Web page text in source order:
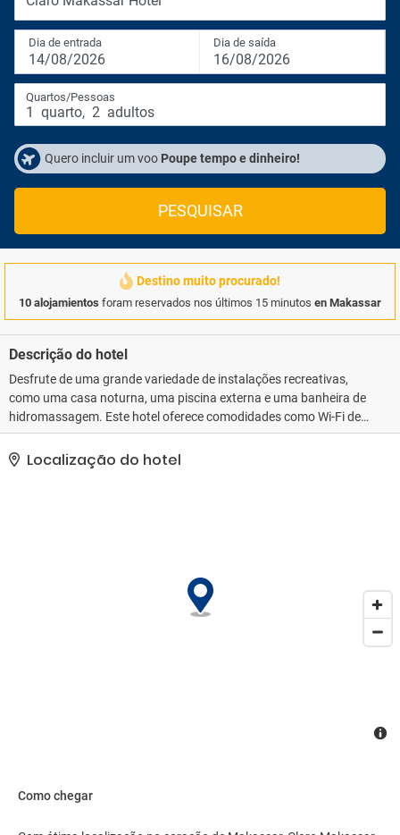
Dia de entrada
14/08/2026
Dia de saída
16/08/2026
Quartos/Pessoas
1 quarto, 2 adultos
Quero incluir um voo Poupe tempo e dinheiro!
PESQUISAR
Destino muito procurado!
10 alojamientos foram reservados nos últimos 15 minutos en Makassar
Descrição do hotel
Desfrute de uma grande variedade de instalações recreativas,
como uma casa noturna, uma piscina externa e uma banheira de
hidromassagem. Este hotel oferece comodidades como Wi-Fi de
cortesia, serviços de concierge e cabeleireiro.. As comodidades
presentes incluem um business center, serviço de lavanderia e
lavagem a seco e balcão de recepção 24 horas. Hotel oferece
Localização do hotel
Como chegar